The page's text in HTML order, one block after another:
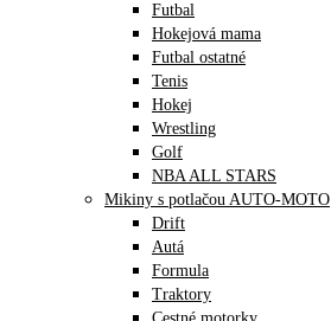
Futbal
Hokejová mama
Futbal ostatné
Tenis
Hokej
Wrestling
Golf
NBA ALL STARS
Mikiny s potlačou AUTO-MOTO
Drift
Autá
Formula
Traktory